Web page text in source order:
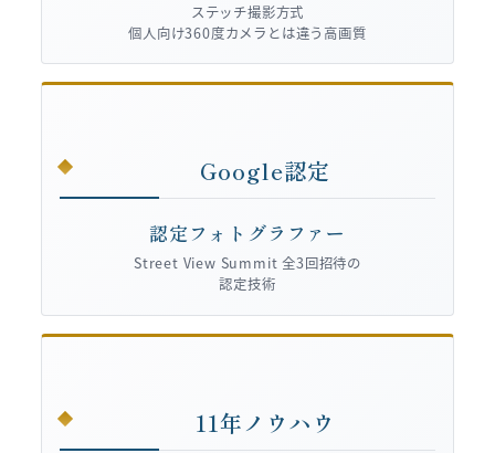
ステッチ撮影方式
個人向け360度カメラとは違う高画質
Google認定
認定フォトグラファー
Street View Summit 全3回招待の
認定技術
11年ノウハウ